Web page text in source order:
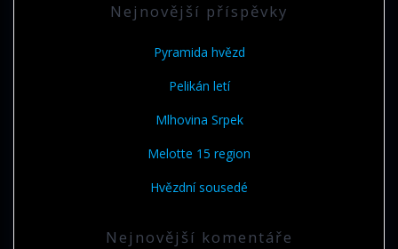
Nejnovější příspěvky
Pyramida hvězd
Pelikán letí
Mlhovina Srpek
Melotte 15 region
Hvězdní sousedé
Nejnovější komentáře